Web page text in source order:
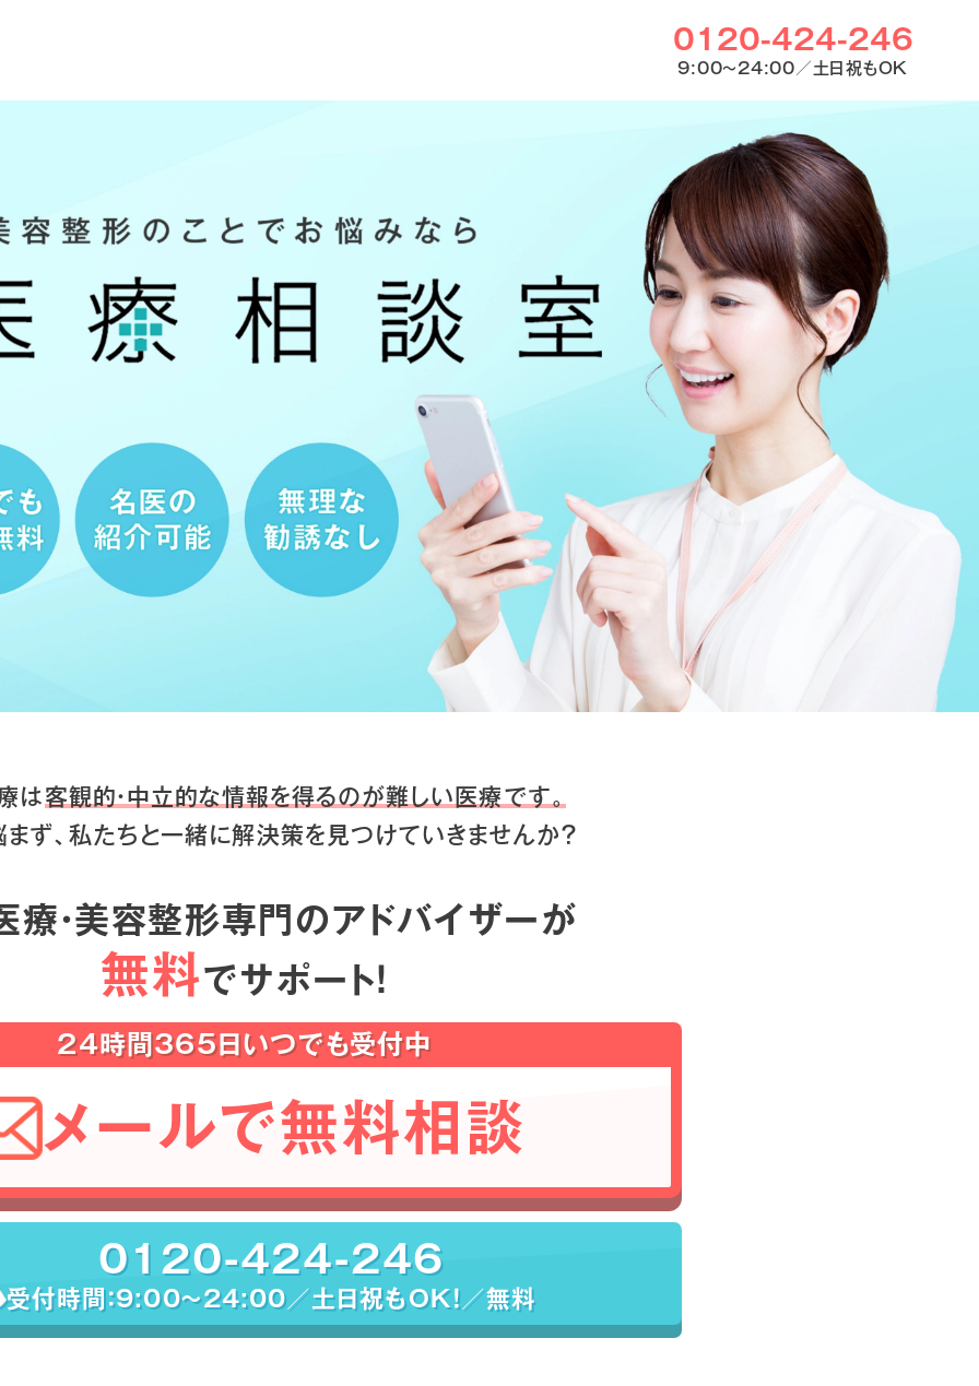
0120-424-246
9:00〜24:00／土日祝もOK
は客観的・中立的な情報を得るのが難しい医療です。
ず、私たちと一緒に解決策を見つけていきませんか？
療・美容整形専門のアドバイザーが
無料でサポート！
24時間365日いつでも受付中
メールで無料相談
0120-424-246
受付時間：9:00〜24:00／土日祝もOK！／無料